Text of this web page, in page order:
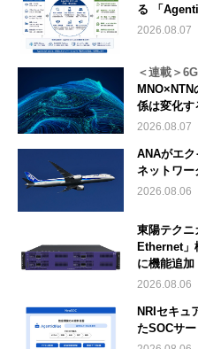
る 「
2026.08.07
＜連載＞
係は変化す
2026.08.07
ANAがエク
ネットワー
2026.08.06
東陽テク
Ethernet」
に機能追加
2026.08.06
NRIセキュ
たSOCサ